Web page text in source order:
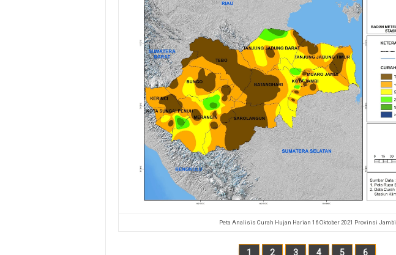
Peta Analisis Curah Hujan Harian 16 Oktober 2021 Provinsi Jambi
1 2 3 4 5 6